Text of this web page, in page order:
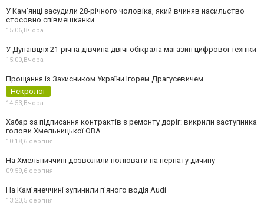
У Камʼянці засудили 28-річного чоловіка, який вчиняв насильство
стосовно співмешканки
15:06,Вчора
У Дунаївцях 21-річна дівчина двічі обікрала магазин цифрової техніки
15:00,Вчора
Прощання із Захисником України Ігорем Драгусевичем
Некролог
14:53,Вчора
Хабар за підписання контрактів з ремонту доріг: викрили заступника
голови Хмельницької ОВА
10:18,6 серпня
На Хмельниччині дозволили полювати на пернату дичину
09:59,6 серпня
На Камʼянеччині зупинили п'яного водія Audi
13:20,5 серпня